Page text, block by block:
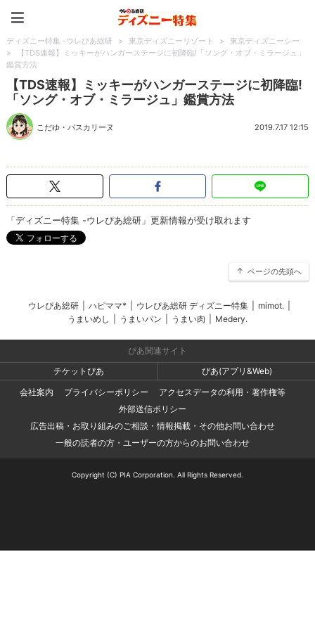
ディズニー特集 -ウレぴあ総研 > 東京ディズニーリゾート >
東京ディズニーシー
>
【TDS速報】ミッキーがハンガーステージに初降臨!「ソング・オブ・ミラージュ」
鑑賞方法
【TDS速報】ミッキーがハンガーステージに初降臨!
「ソング・オブ・ミラージュ」鑑賞方法
こだゆ・パスカリーヌ 2019.7.17 12:15
「ディズニー特集 -ウレぴあ総研」更新情報が受け取れます
ページの先頭へ
ウレぴあ総研 ハピママ* ウレぴあ総研 ディズニー特集 mimot.
うまいめし
うまいパン うまい肉 Medery.
ぴあ関連サイト
チケットぴあ
ぴあ(アプリ&Web)
会社案内
プライバシーポリシー
アクセスデータの利用・著作権等
外部送信ポリシー
広告出稿・お取り組みのご相談・情報掲載・その他お問い合わせ
一般の読者の方・ユーザーの方からのお問い合わせ
Copyright (C) PIA Corporation. All Rights Reserved.